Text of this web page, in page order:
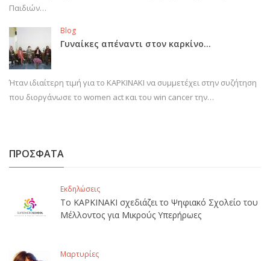
Παιδιών…
Blog
Γυναίκες απέναντι στον καρκίνο…
Ήταν ιδιαίτερη τιμή για το ΚΑΡΚΙΝΑΚΙ να συμμετέχει στην συζήτηση
που διοργάνωσε το women act και του win cancer την…
ΠΡΟΣΦΑΤΑ
Εκδηλώσεις
Το ΚΑΡΚΙΝΑΚΙ σχεδιάζει το Ψηφιακό Σχολείο του
Μέλλοντος για Μικρούς Υπερήρωες
Μαρτυρίες